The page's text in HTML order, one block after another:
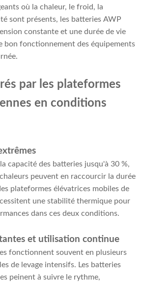
où la chaleur, le froid, la
sont présents, les batteries AWP
constante et une durée de vie
bon fonctionnement des équipements
par les plateformes
en conditions
capacité des batteries jusqu'à 30 %,
peuvent en raccourcir la durée
plateformes élévatrices mobiles de
une stabilité thermique pour
dans ces deux conditions.
et utilisation continue
fonctionnent souvent en plusieurs
de levage intensifs. Les batteries
peinent à suivre le rythme,